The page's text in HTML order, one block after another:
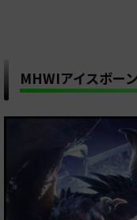
MHWIアイスボー